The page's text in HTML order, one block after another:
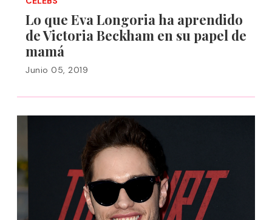
Lo que Eva Longoria ha aprendido
de Victoria Beckham en su papel de
mamá
Junio 05, 2019